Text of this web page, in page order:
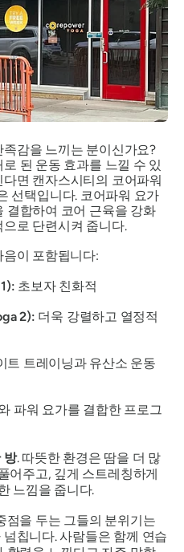
감을 느끼는 분이신가요?
된 운동 효과를 느낄 수 있
면 캔자스시티의 코어파워
선택입니다. 코어파워 요가
결합하여 코어 근육을 강화
로 단련시켜 줍니다.
이 포함됩니다:
초보자 친화적
2): 더욱 강렬하고 열정적
트 트레이닝과 유산소 운동
파워 요가를 결합한 프로그
방. 따뜻한 환경은 땀을 더 많
어주고, 깊게 스트레칭하게
느낌을 줍니다.
점을 두는 그들의 분위기는
칩니다. 사람들은 함께 연습